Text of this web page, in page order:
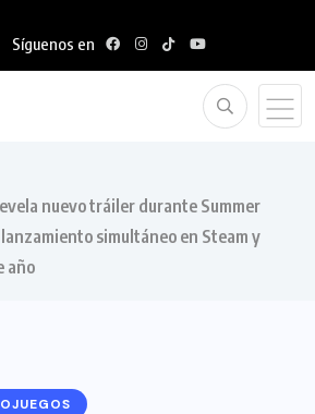
Síguenos en
nuevo tráiler durante Summer
simultáneo en Steam y
año